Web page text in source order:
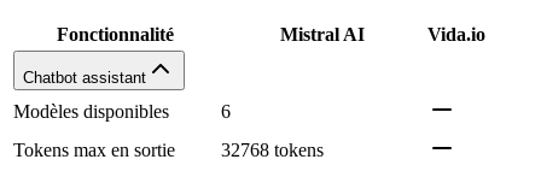
Fonctionnalité Mistral AI Vida.io
Chatbot assistant
Modèles disponibles
6
Tokens max en sortie
32768 tokens